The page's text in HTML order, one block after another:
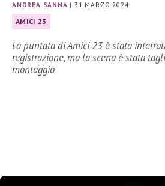
ANDREA SANNA |31 MARZO 2024
AMICI 23
La puntata di Amici 23 è stata
registrazione, ma la scena è stata
montaggio